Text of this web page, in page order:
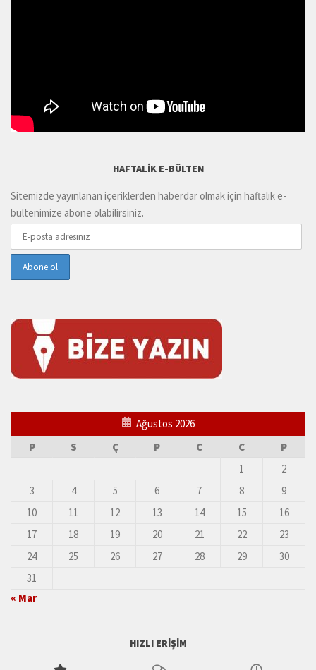
HAFTALIK E-BÜLTEN
Sitemizde yayınlanan içeriklerden haberdar olmak için haftalık e-
bültenimize abone olabilirsiniz.
Ağustos 2026
P
S Ç P C C
P
1
2
3
4 5 6 7 8
9
10
11 12 13 14 15
16
17
18 19 20 21 22
23
24
25 26 27 28 29
30
31
« Mar
HIZLI ERIŞIM